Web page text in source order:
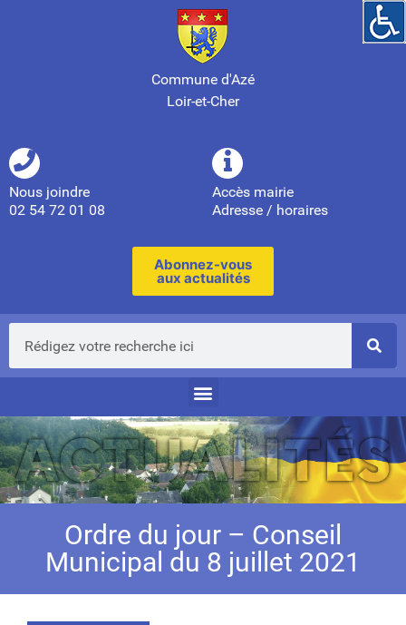
Commune d'Azé
Loir-et-Cher
Nous joindre
02 54 72 01 08
Accès mairie
Adresse / horaires
Abonnez-vous
aux actualités
Ordre du jour – Conseil
Municipal du 8 juillet 2021